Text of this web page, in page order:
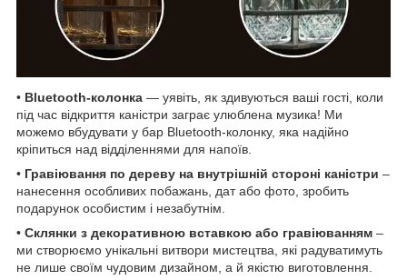
• Bluetooth-колонка — уявіть, як здивуються ваші гості, коли
під час відкриття каністри заграє улюблена музика! Ми
можемо вбудувати у бар Bluetooth-колонку, яка надійно
кріпиться над відділеннями для напоїв.
• Гравіювання по дереву на внутрішній стороні каністри –
нанесення особливих побажань, дат або фото, зробить
подарунок особистим і незабутнім.
• Склянки з декоративною вставкою або гравіюванням –
ми створюємо унікальні витвори мистецтва, які радуватимуть
не лише своїм чудовим дизайном, а й якістю виготовлення.